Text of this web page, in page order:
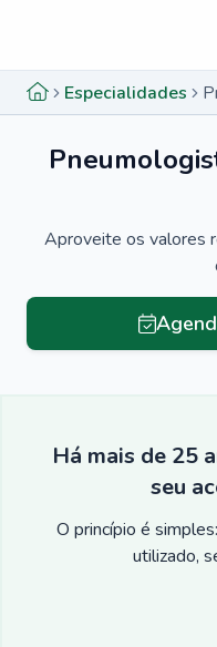
Especialidades
Aproveite os valores
Há mais de 25
seu
O princípio é
utilizado,